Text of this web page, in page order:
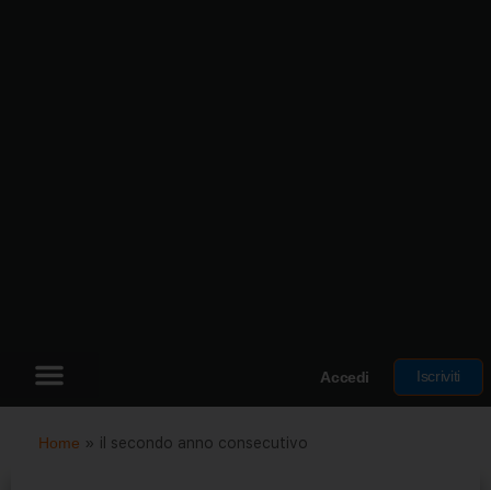
Accedi Iscriviti
Home » il secondo anno consecutivo